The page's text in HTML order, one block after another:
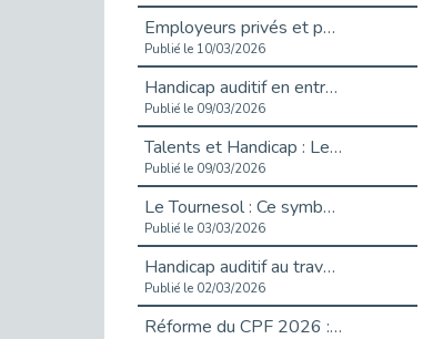
Employeurs privés et publics : vigilance face aux démarchages liés à l’OETH en 2026
Publié le 10/03/2026
Handicap auditif en entreprise, aménagements pour sécuriser la communication - vidéo
Publié le 09/03/2026
Talents et Handicap : Le Top 10 des métiers plébiscités dans les Hauts-de-Seine
Publié le 09/03/2026
Le Tournesol : Ce symbole discret qui change la vie des personnes en situation de handicap invisible
Publié le 03/03/2026
Handicap auditif au travail : rendre l’invisible accessible
Publié le 02/03/2026
Réforme du CPF 2026 : Ce qui change ce printemps pour vos droits à la formation